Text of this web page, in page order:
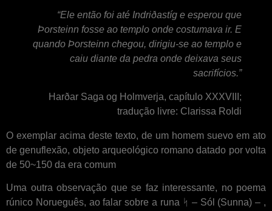
“Ele então foi até Indriðastíg e esperou que
Þorsteinn fosse ao templo onde costumava ir. E
quando Þorsteinn chegou, dirigiu-se ao templo e
caiu diante da pedra onde deixava seus
sacrifícios.”
Harðar Saga og Holmverja, capítulo XXXVIII;
tradução livre: Clarissa Roldi
O exemplar acima deste texto, de um homem suevo em ato
de genuflexão, objeto arqueológico romano datado por volta
de 50~150 da era comum
Uma outra observação que se faz interessante, no poema
rúnico Norueguês, ao falar sobre a runa ᛋ – Sól (Sunna) – ,